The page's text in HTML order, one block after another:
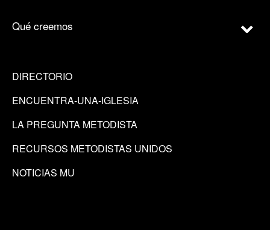
Qué creemos
DIRECTORIO
ENCUENTRA-UNA-IGLESIA
LA PREGUNTA METODISTA
RECURSOS METODISTAS UNIDOS
NOTICIAS MU